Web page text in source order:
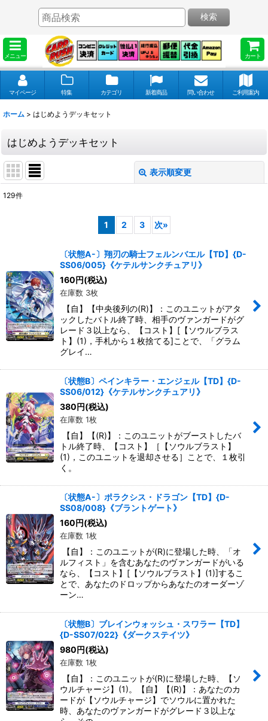
メニュー カート
検索
マイページ 特集 カテゴリ 新着商品 問い合わせ ご利用案内
ホーム > はじめようデッキセット
はじめようデッキセット
表示順変更
絞り込む
129件
1 2 3 次»
〔状態A-〕翔刃の騎士フェルンバエル【TD】{D-
SS06/005}《ケテルサンクチュアリ》
160円(税込)
在庫数 3枚
【自】【中央後列の(R)】：このユニットがアタ
ックしたバトル終了時、相手のヴァンガードがグ
レード３以上なら、【コスト】[【ソウルブラス
ト】(1)，手札から１枚捨てる]ことで、「グラム
グレイ…
〔状態B〕ペインキラー・エンジェル【TD】{D-
SS06/012}《ケテルサンクチュアリ》
380円(税込)
在庫数 1枚
【自】【(R)】：このユニットがブーストしたバ
トル終了時、【コスト】［【ソウルブラスト】
(1)，このユニットを退却させる］ことで、１枚引
く。
〔状態A-〕ポラクシス・ドラゴン【TD】{D-
SS08/008}《ブラントゲート》
160円(税込)
在庫数 1枚
【自】：このユニットが(R)に登場した時、「オ
ルフィスト」を含むあなたのヴァンガードがいる
なら、【コスト】[【ソウルブラスト】(1)]するこ
とで、あなたのドロップからあなたのオーダーゾ
ーン…
〔状態B〕ブレインウォッシュ・スワラー【TD】
{D-SS07/022}《ダークステイツ》
980円(税込)
在庫数 1枚
【自】：このユニットが(R)に登場した時、【ソ
ウルチャージ】(1)。【自】【(R)】：あなたのカ
ードが【ソウルチャージ】でソウルに置かれた
時、あなたのヴァンガードがグレード３以上な